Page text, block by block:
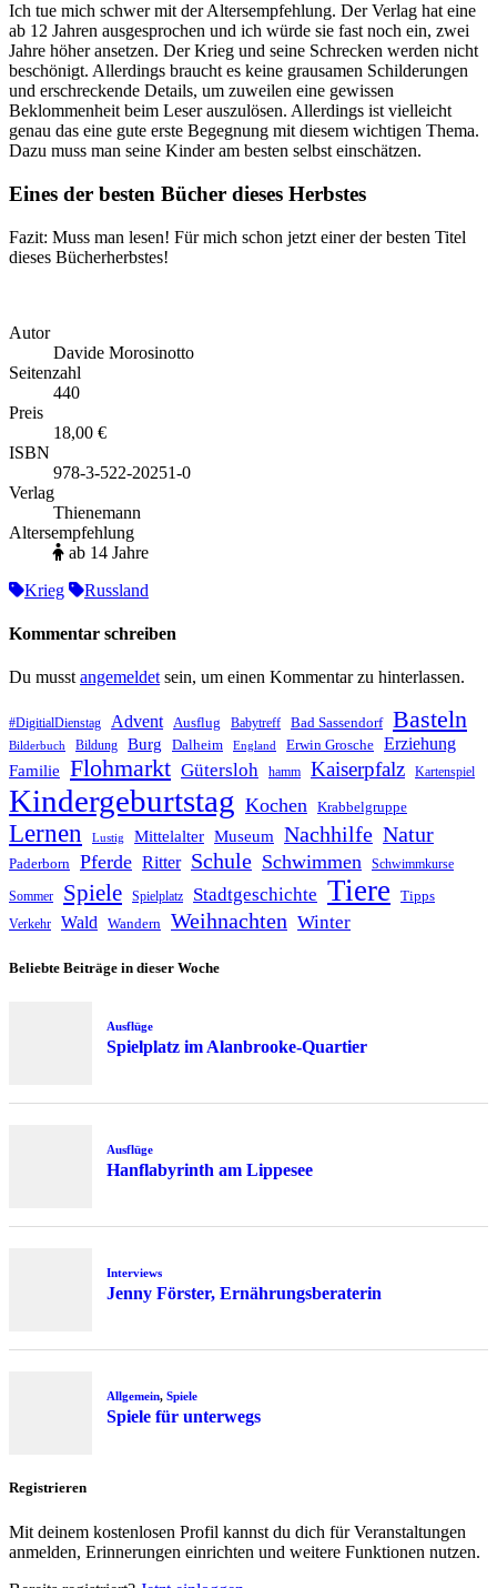
Ich tue mich schwer mit der Altersempfehlung. Der Verlag hat eine
ab 12 Jahren ausgesprochen und ich würde sie fast noch ein, zwei
Jahre höher ansetzen. Der Krieg und seine Schrecken werden nicht
beschönigt. Allerdings braucht es keine grausamen Schilderungen
und erschreckende Details, um zuweilen eine gewissen
Beklommenheit beim Leser auszulösen. Allerdings ist vielleicht
genau das eine gute erste Begegnung mit diesem wichtigen Thema.
Dazu muss man seine Kinder am besten selbst einschätzen.
Eines der besten Bücher dieses Herbstes
Fazit: Muss man lesen! Für mich schon jetzt einer der besten Titel
dieses Bücherherbstes!
Autor
Davide Morosinotto
Seitenzahl
440
Preis
18,00 €
ISBN
978-3-522-20251-0
Verlag
Thienemann
Altersempfehlung
ab 14 Jahre
Krieg
Russland
Kommentar schreiben
Du musst angemeldet sein, um einen Kommentar zu hinterlassen.
#DigitialDienstag Advent Ausflug Babytreff Bad Sassendorf Basteln
Bilderbuch Bildung Burg Dalheim England Erwin Grosche Erziehung
Familie Flohmarkt Gütersloh hamm Kaiserpfalz Kartenspiel
Kindergeburtstag Kochen Krabbelgruppe
Lernen Lustig Mittelalter Museum Nachhilfe Natur
Paderborn Pferde Ritter Schule Schwimmen Schwimmkurse
Sommer Spiele Spielplatz Stadtgeschichte Tiere Tipps
Verkehr Wald Wandern Weihnachten Winter
Beliebte Beiträge in dieser Woche
Ausflüge
Spielplatz im Alanbrooke-Quartier
Ausflüge
Hanflabyrinth am Lippesee
Interviews
Jenny Förster, Ernährungsberaterin
Allgemein, Spiele
Spiele für unterwegs
Registrieren
Mit deinem kostenlosen Profil kannst du dich für Veranstaltungen
anmelden, Erinnerungen einrichten und weitere Funktionen nutzen.